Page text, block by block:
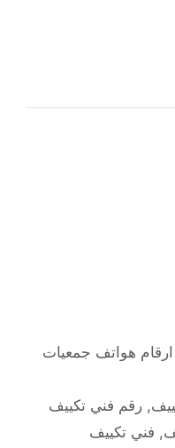
ارقام هواتف جمعيات
,رقم فني تكييف
, فني تكييف